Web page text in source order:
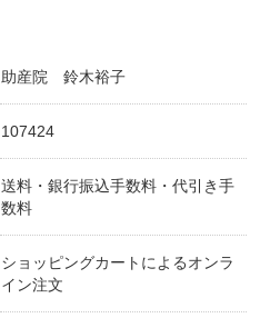
助産院 鈴木裕子
107424
送料・銀行振込手数料・代引き手
数料
ショッピングカートによるオンラ
イン注文